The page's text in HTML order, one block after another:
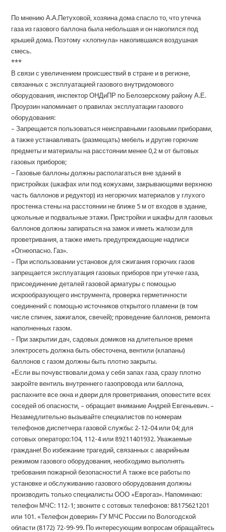
По мнению А.А.Петуховой, хозяина дома спасло то, что утечка
газа из газового баллона была небольшая и он накопился под
крышей дома. Поэтому «хлопнула» накопившаяся воздушная
смесь.
***
В связи с увеличением происшествий в стране и в регионе,
связанных с эксплуатацией газового внутридомового
оборудования, инспектор ОНДиПР по Белозерскому району А.Е.
Проурзин напоминает о правилах эксплуатации газового
оборудования:
– Запрещается пользоваться неисправными газовыми приборами,
а также устанавливать (размещать) мебель и другие горючие
предметы и материалы на расстоянии менее 0,2 м от бытовых
газовых приборов;
– Газовые баллоны должны располагаться вне зданий в
пристройках (шкафах или под кожухами, закрывающими верхнюю
часть баллонов и редуктор) из негорючих материалов у глухого
простенка стены на расстоянии не ближе 5 м от входов в здание,
цокольные и подвальные этажи. Пристройки и шкафы для газовых
баллонов должны запираться на замок и иметь жалюзи для
проветривания, а также иметь предупреждающие надписи
«Огнеопасно. Газ».
– При использовании установок для сжигания горючих газов
запрещается эксплуатация газовых приборов при утечке газа,
присоединение деталей газовой арматуры с помощью
искрообразующего инструмента, проверка герметичности
соединений с помощью источников открытого пламени (в том
числе спичек, зажигалок, свечей); проведение баллонов, ремонта
наполненных газом.
– При закрытии дач, садовых домиков на длительное время
электросеть должна быть обесточена, вентили (клапаны)
баллонов с газом должны быть плотно закрыты.
«Если вы почувствовали дома у себя запах газа, сразу плотно
закройте вентиль внутреннего газопровода или баллона,
распахните все окна и двери для проветривания, оповестите всех
соседей об опасности, – обращает внимание Андрей Евгеньевич. –
Незамедлительно вызывайте специалистов по номерам
телефонов диспетчера газовой службы: 2-12-04 или 04; для
сотовых операторо:104, 112-4 или 89211401932. Уважаемые
граждане! Во избежание трагедий, связанных с аварийным
режимом газового оборудования, необходимо выполнять
требования пожарной безопасности! А также все работы по
установке и обслуживанию газового оборудования должны
производить только специалисты ООО «Еврогаз». Напоминаю:
телефон МЧС: 112-1; звоните с сотовых телефонов: 88175621201
или 101. «Телефон доверия» ГУ МЧС России по Вологодской
области (8172) 72-99-99. По интересующим вопросам обращайтесь